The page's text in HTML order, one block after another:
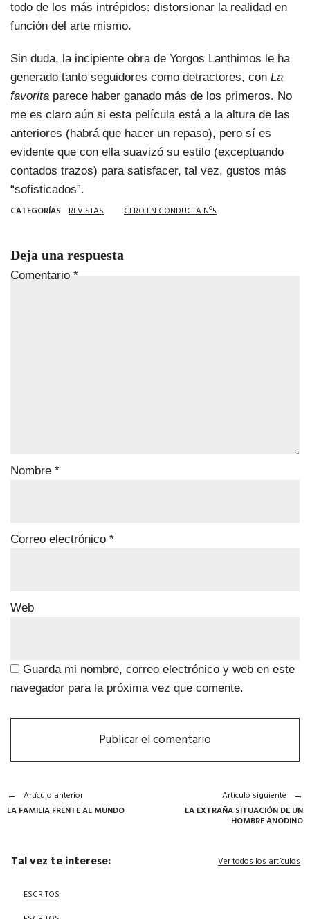
todo de los más intrépidos: distorsionar la realidad en
función del arte mismo.
Sin duda, la incipiente obra de Yorgos Lanthimos le ha
generado tanto seguidores como detractores, con La
favorita parece haber ganado más de los primeros. No
me es claro aún si esta película está a la altura de las
anteriores (habrá que hacer un repaso), pero sí es
evidente que con ella suavizó su estilo (exceptuando
contados trazos) para satisfacer, tal vez, gustos más
“sofisticados”.
CATEGORÍAS REVISTAS CERO EN CONDUCTA Nº5
Deja una respuesta
Comentario *
Nombre *
Correo electrónico *
Web
Guarda mi nombre, correo electrónico y web en este
navegador para la próxima vez que comente.
Artículo anterior
LA FAMILIA FRENTE AL MUNDO
Artículo siguiente
LA EXTRAÑA SITUACIÓN DE UN
HOMBRE ANODINO
Tal vez te interese: Ver todos los artículos
ESCRITOS